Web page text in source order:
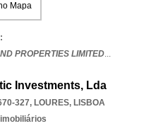
Mapa
PROPERTIES LIMITED...
Investments, Lda
327, LOURES, LISBOA